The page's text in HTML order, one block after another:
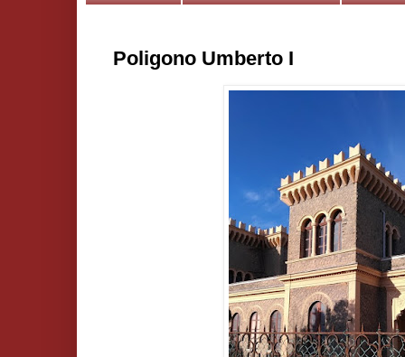
Poligono Umberto I